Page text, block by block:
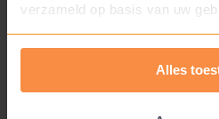
verzameld op basis van uw
Alles